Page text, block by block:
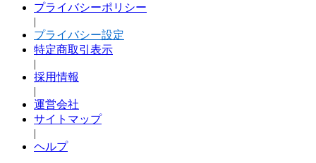
プライバシーポリシー
|
プライバシー設定
特定商取引表示
|
採用情報
|
運営会社
サイトマップ
|
ヘルプ